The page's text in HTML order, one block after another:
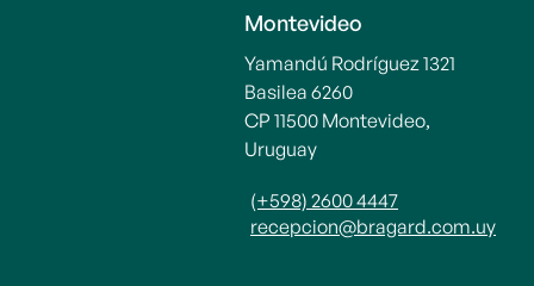
Montevideo
Yamandú Rodríguez 1321
Basilea 6260
CP 11500 Montevideo,
Uruguay
(+598) 2600 4447
recepcion@bragard.com.uy